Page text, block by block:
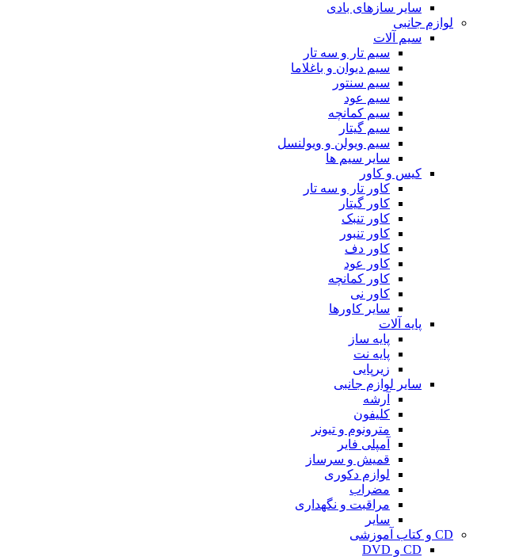
سایر سازهای بادی
لوازم جانبی
سیم آلات
سیم تار و سه تار
سیم دیوان و باغلاما
سیم سنتور
سیم عود
سیم کمانچه
سیم گیتار
سیم ویولن و ویولنسل
سایر سیم ها
کیس و کاور
کاور تار و سه تار
کاور گیتار
کاور تنبک
کاور تنبور
کاور دف
کاور عود
کاور کمانچه
کاور نی
سایر کاورها
پایه آلات
پایه ساز
پایه نت
زیرپایی
سایر لوازم جانبی
آرشه
کلیفون
مترونوم و تیونر
آمپلی فایر
قمیش و سرساز
لوازم دکوری
مضراب
مراقبت و نگهداری
سایر
CD و کتاب آموزشی
CD و DVD